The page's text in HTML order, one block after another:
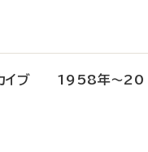
カイブ 1958年～20